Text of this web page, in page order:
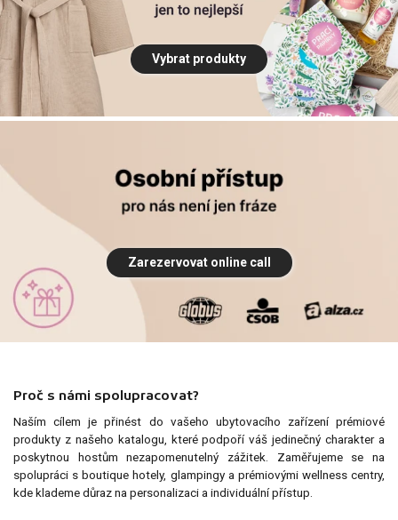
Vybrat produkty
Zarezervovat online call
Proč s námi spolupracovat?
Naším cílem je přinést do vašeho ubytovacího zařízení prémiové
produkty z našeho katalogu, které podpoří váš jedinečný charakter a
poskytnou hostům nezapomenutelný zážitek. Zaměřujeme se na
spolupráci s boutique hotely, glampingy a prémiovými wellness centry,
kde klademe důraz na personalizaci a individuální přístup.